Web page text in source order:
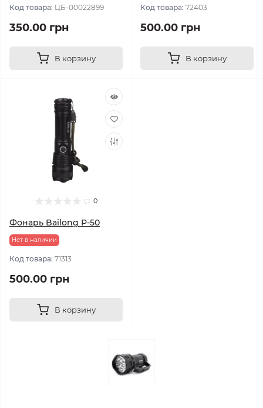
Код товара: ЦБ-00022899
350.00 грн
В корзину
Код товара: 72403
500.00 грн
В корзину
0
Фонарь Bailong Р-50
Нет в наличии
Код товара: 71313
500.00 грн
В корзину